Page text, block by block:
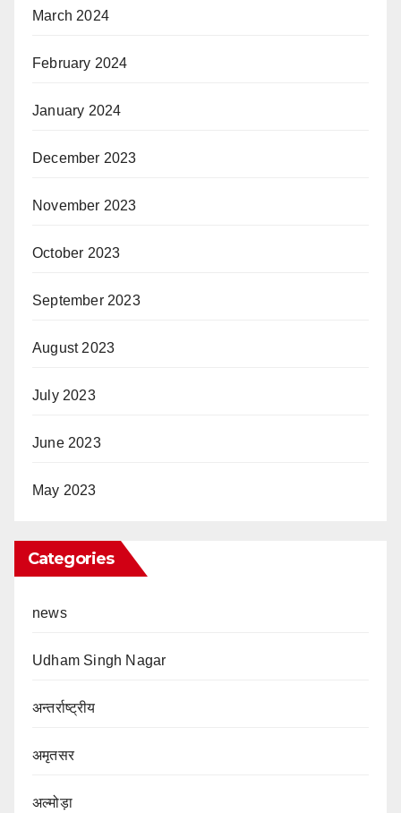
March 2024
February 2024
January 2024
December 2023
November 2023
October 2023
September 2023
August 2023
July 2023
June 2023
May 2023
Categories
news
Udham Singh Nagar
अन्तर्राष्ट्रीय
अमृतसर
अल्मोड़ा